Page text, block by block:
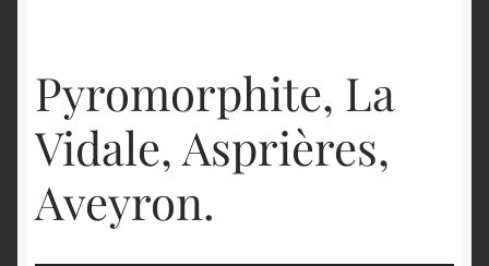
Pyromorphite, La
Vidale, Asprières,
Aveyron.